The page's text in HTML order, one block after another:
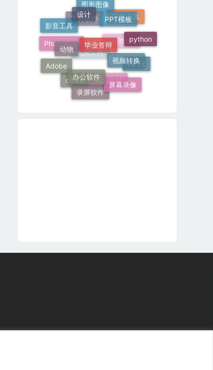
工具软件
图形图像
下载工具
应用软件
视频工具
Photoshop
影音工具
设计 PPT模板
python
PPTX
视频素材
office
Adobe
动物
毕业答辩
视频转换
屏幕录像
录屏软件